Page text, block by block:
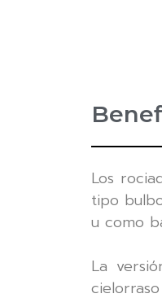
Los
tipo
u como
La